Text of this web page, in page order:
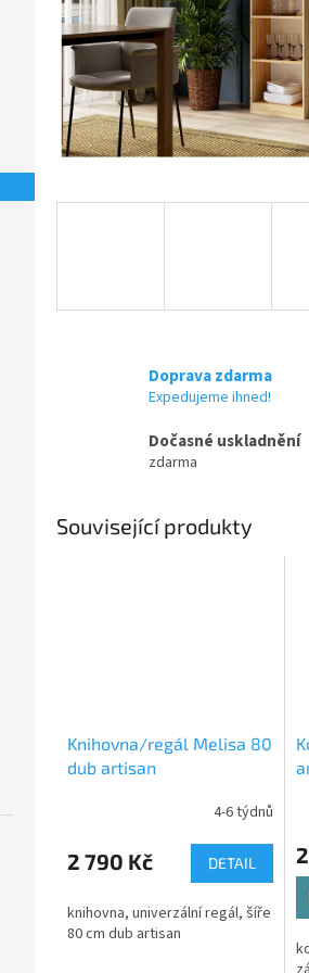
Doprava zdarma
Expedujeme ihned!
Dočasné uskladnění
zdarma
Související produkty
Knihovna/regál Melisa 80
dub artisan
4-6 týdnů
2 790 Kč DETAIL
knihovna, univerzální regál, šíře
80 cm dub artisan